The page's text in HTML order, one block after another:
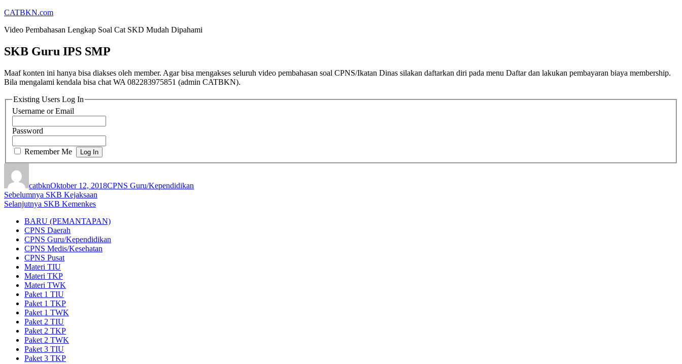
Lompat
konten
CATBKN.com
Video Pembahasan Lengkap Soal Cat SKD Mudah Dipahami
SKB Guru IPS SMP
Maaf konten ini hanya bisa diakses oleh member. Agar bisa mengakses seluruh video pembahasan soal CPNS/Ikatan Dinas silakan daftarkan diri pada menu Daftar dan lakukan pembayaran biaya membership.
Bila mengalami kendala bisa chat WA 082283975851 (admin CATBKN).
Existing Users Log In
Username or Email
Password
Remember Me
catbknOktober 12, 2018CPNS Guru/Kependidikan
Navigasi
pos
Sebelumnya Pos
sebelumnya:
SKB Kejaksaan
Selanjutnya Pos
SKB Kemenkes
BARU (PEMANTAPAN)
CPNS Daerah
CPNS Guru/Kependidikan
CPNS Medis/Kesehatan
CPNS Pusat
Materi TIU
Materi TKP
Materi TWK
Paket 1 TIU
Paket 1 TKP
Paket 1 TWK
Paket 2 TIU
Paket 2 TKP
Paket 2 TWK
Paket 3 TIU
Paket 3 TKP